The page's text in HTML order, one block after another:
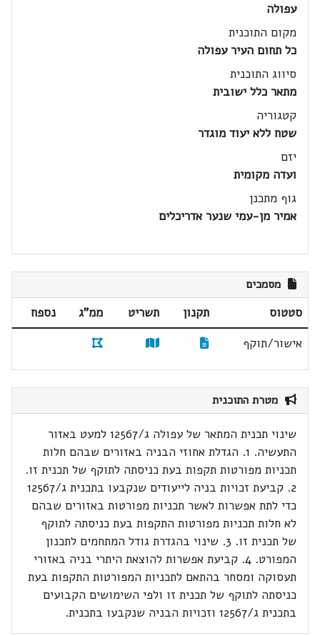
עפולה
מקום התוכנית
כל תחום העיר עפולה
סיווג התוכנית
מתאר כלל ישובית
קטגוריה
שטח ללא יעוד מוגדר
יזם
ועדה מקומית
גוף מתכנן
אמיר מן-עמי שנער אדריכלים
מסמכים
סטטוס תקנון תשריט ממ"ג
נספח
אישור/תוקף
מטרת התוכנית
שינוי תכנית המתאר של עפולה ג/12567 למעט באזור
התעשיה. 1. הגדלת אחוזי הבניה באזורים שבהם חלות
תכניות מפורטות תקפות בעת כניסתה לתוקף של תכנית זו.
2. קביעת זכויות בניה לייעודים שנקבעו בתכנית ג/12567
כדי לתת אפשרות לאשר תכניות מפורטות באזורים שבהם
לא חלות תכניות מפורטות התקפות בעת כניסתה לתוקף
של תכנית זו. 3. שינוי בהגדרת גודל המתחמים לתכנון
המפורט. 4. קביעת אפשרות להוצאת היתרי בניה באזורי
תעסוקה ומסחר בהתאם לתכניות המפורטות התקפות בעת
כניסתה לתוקף של תכנית זו ולפי השימושים הקבועים
בתכנית ג/12567 וזכויות הבניה שנקבעו בתכנית.